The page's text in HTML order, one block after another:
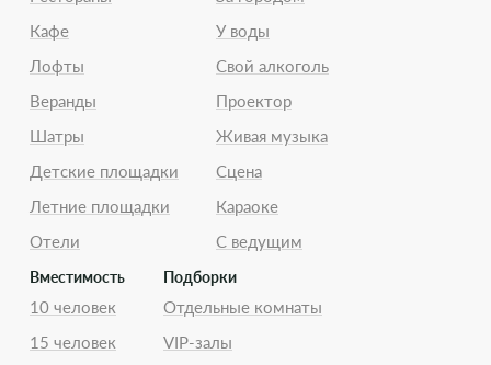
Кафе
Лофты
Веранды
Шатры
Детские площадки
Летние площадки
Отели
У воды
Свой алкоголь
Проектор
Живая музыка
Сцена
Караоке
С ведущим
Вместимость
10 человек
15 человек
Подборки
Отдельные комнаты
VIP-залы